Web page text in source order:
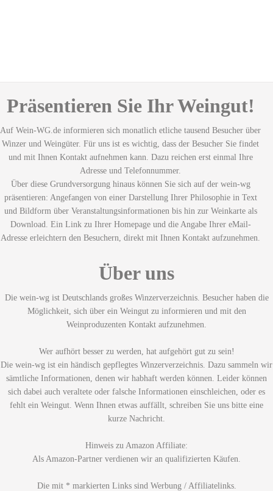
Präsentieren Sie Ihr Weingut!
Auf Wein-WG.de informieren sich monatlich etliche tausend Besucher über
Winzer und Weingüter. Für uns ist es wichtig, dass der Besucher Sie findet
und mit Ihnen Kontakt aufnehmen kann. Dazu reichen erst einmal Ihre
Adresse und Telefonnummer.
Über diese Grundversorgung hinaus können Sie sich auf der wein-wg
präsentieren: Angefangen von einer Darstellung Ihrer Philosophie in Text
und Bildform über Veranstaltungsinformationen bis hin zur Weinkarte als
Download. Ein Link zu Ihrer Homepage und die Angabe Ihrer eMail-
Adresse erleichtern den Besuchern, direkt mit Ihnen Kontakt aufzunehmen.
Über uns
Die wein-wg ist Deutschlands großes Winzerverzeichnis. Besucher haben die
Möglichkeit, sich über ein Weingut zu informieren und mit den
Weinproduzenten Kontakt aufzunehmen.
Wer aufhört besser zu werden, hat aufgehört gut zu sein!
Die wein-wg ist ein händisch gepflegtes Winzerverzeichnis. Dazu sammeln wir
sämtliche Informationen, denen wir habhaft werden können. Leider können
sich dabei auch veraltete oder falsche Informationen einschleichen, oder es
fehlt ein Weingut. Wenn Ihnen etwas auffällt, schreiben Sie uns bitte eine
kurze Nachricht.
Hinweis zu Amazon Affiliate:
Als Amazon-Partner verdienen wir an qualifizierten Käufen.
Die mit * markierten Links sind Werbung / Affiliatelinks.